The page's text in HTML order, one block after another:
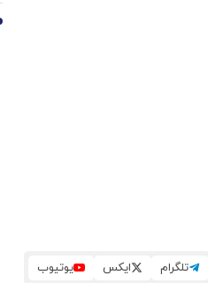
تلگرام ایکس یوتیوب